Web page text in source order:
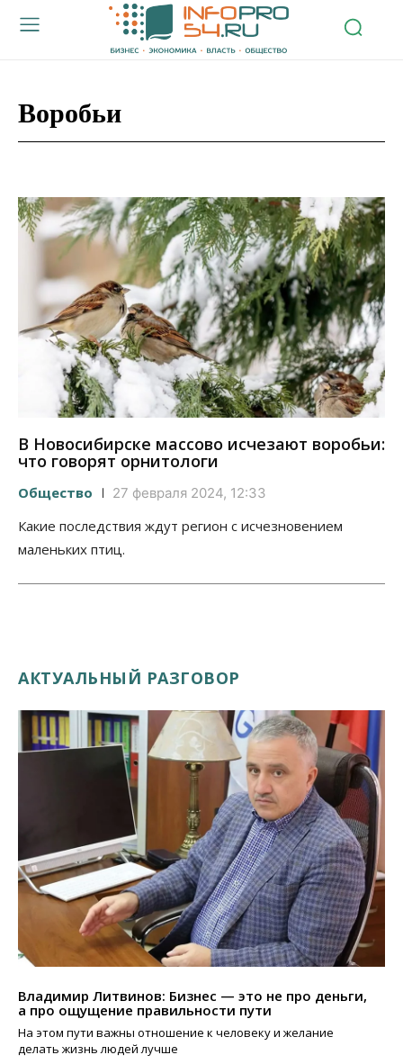
Воробьи
В Новосибирске массово исчезают воробьи:
что говорят орнитологи
Общество 27 февраля 2024, 12:33
Какие последствия ждут регион с исчезновением
маленьких птиц.
АКТУАЛЬНЫЙ РАЗГОВОР
Владимир Литвинов: Бизнес — это не про деньги,
а про ощущение правильности пути
На этом пути важны отношение к человеку и желание
делать жизнь людей лучше